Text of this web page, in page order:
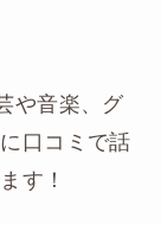
や音楽、グ
口コミで話
す！